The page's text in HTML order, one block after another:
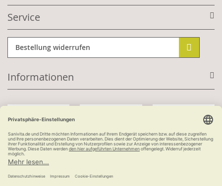
Service
Bestellung widerrufen
Informationen
Kauf auf Rechnung